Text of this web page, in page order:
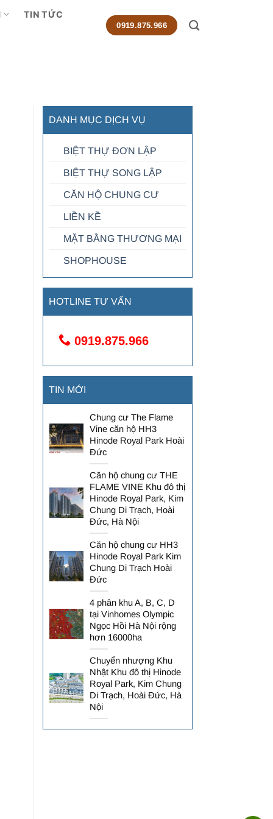
TIN TỨC
0919.875.966
DANH MỤC DỊCH VỤ
BIỆT THỰ ĐƠN LẬP
BIỆT THỰ SONG LẬP
CĂN HỘ CHUNG CƯ
LIỀN KỀ
MẶT BẰNG THƯƠNG MẠI
SHOPHOUSE
HOTLINE TƯ VẤN
0919.875.966
TIN MỚI
Chung cư The Flame
Vine căn hộ HH3
Hinode Royal Park Hoài
Đức
Căn hộ chung cư THE
FLAME VINE Khu đô thị
Hinode Royal Park, Kim
Chung Di Trạch, Hoài
Đức, Hà Nội
Căn hộ chung cư HH3
Hinode Royal Park Kim
Chung Di Trạch Hoài
Đức
4 phân khu A, B, C, D
tại Vinhomes Olympic
Ngọc Hồi Hà Nội rộng
hơn 16000ha
Chuyển nhượng Khu
Nhật Khu đô thị Hinode
Royal Park, Kim Chung
Di Trạch, Hoài Đức, Hà
Nội